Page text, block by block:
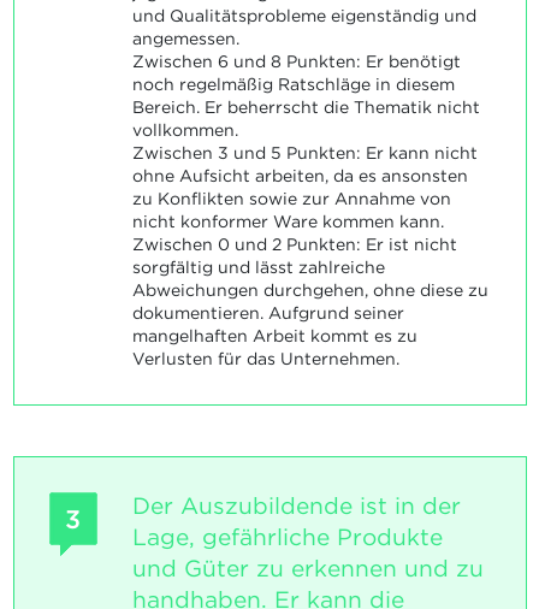
und Qualitätsprobleme eigenständig und
angemessen.
Zwischen 6 und 8 Punkten: Er benötigt
noch regelmäßig Ratschläge in diesem
Bereich. Er beherrscht die Thematik nicht
vollkommen.
Zwischen 3 und 5 Punkten: Er kann nicht
ohne Aufsicht arbeiten, da es ansonsten
zu Konflikten sowie zur Annahme von
nicht konformer Ware kommen kann.
Zwischen 0 und 2 Punkten: Er ist nicht
sorgfältig und lässt zahlreiche
Abweichungen durchgehen, ohne diese zu
dokumentieren. Aufgrund seiner
mangelhaften Arbeit kommt es zu
Verlusten für das Unternehmen.
3
Der Auszubildende ist in der
Lage, gefährliche Produkte
und Güter zu erkennen und zu
handhaben. Er kann die